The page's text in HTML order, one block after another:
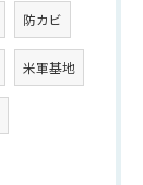
防カビ
米軍基地